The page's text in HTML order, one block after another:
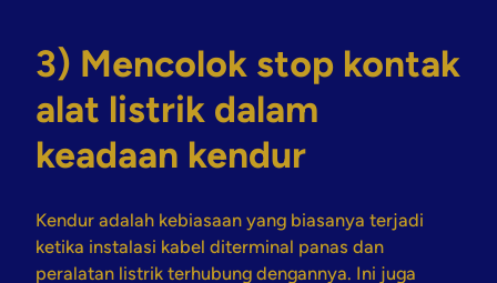
3) Mencolok stop kontak
alat listrik dalam
keadaan kendur
Kendur adalah kebiasaan yang biasanya terjadi
ketika instalasi kabel diterminal panas dan
peralatan listrik terhubung dengannya. Ini juga